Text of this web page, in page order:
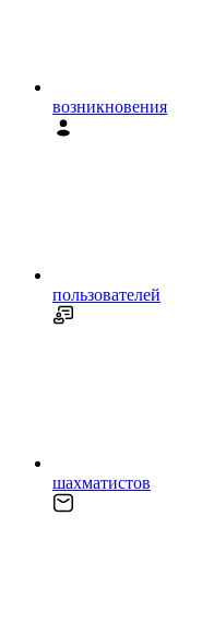
возникновения
пользователей
шахматистов